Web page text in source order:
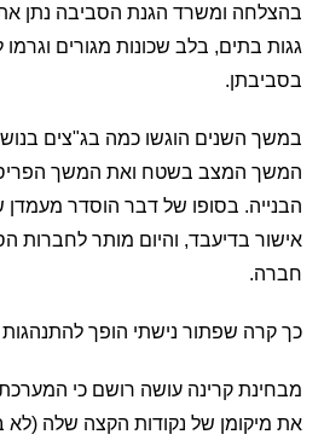
גגות בתים, בלב שכונות מגורים
בסביבתן.
במשך השנים הוגשו כמה בג"צים
המשך המצב בשטח ואת המשך
הבנייה. בסופו של דבר הוסדר
חברה.
כך קרה שפתור נישתי הופך
מבחינת קרינה עושה רושם כי
את מיקומן של נקודות הקצה שלה (לא